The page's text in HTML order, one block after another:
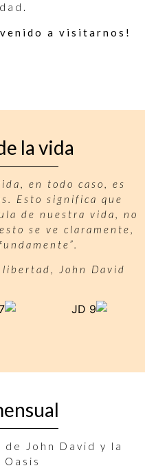
a visitarnos!
la vida
en todo caso, es
Esto significa que
de nuestra vida, no
se ve claramente,
John David
de John David y la
Oasis